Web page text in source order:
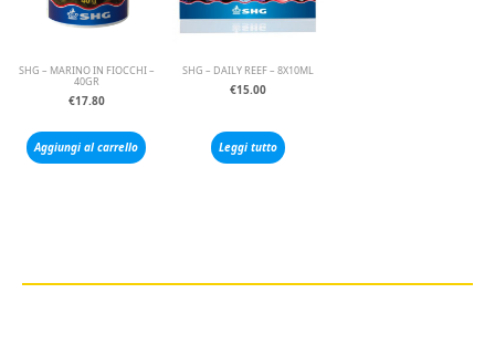
SHG – MARINO IN FIOCCHI –
40GR
€17.80
Aggiungi al carrello
SHG – DAILY REEF – 8X10ML
€15.00
Leggi tutto